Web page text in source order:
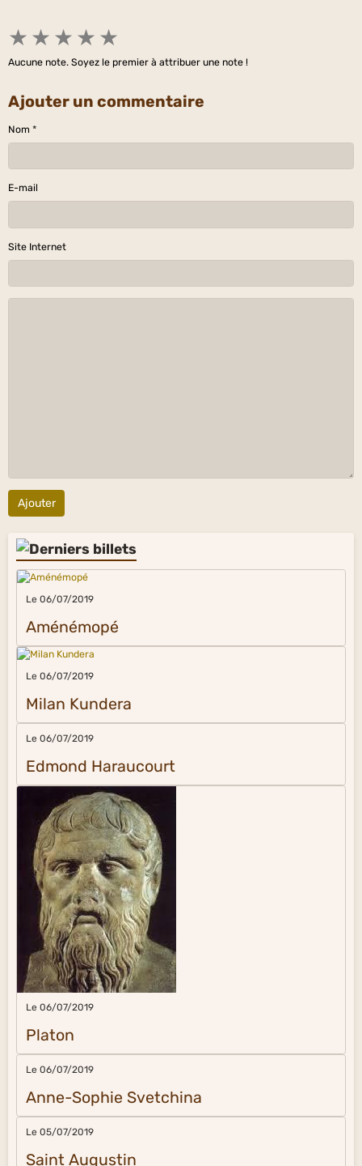
★ ★ ★ ★ ★
Aucune note. Soyez le premier à attribuer une note !
Ajouter un commentaire
Nom
E-mail
Site Internet
Ajouter
Le 06/07/2019
Aménémopé
Le 06/07/2019
Milan Kundera
Le 06/07/2019
Edmond Haraucourt
Le 06/07/2019
Platon
Le 06/07/2019
Anne-Sophie Svetchina
Le 05/07/2019
Saint Augustin